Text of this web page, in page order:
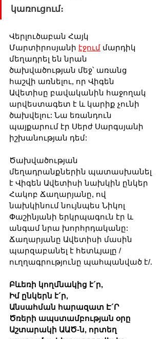
կառուցում։
Վերլուծաբան Հայկ
Մարտիրոսյանի էջում մարդիկ
մեղադրել են նրան
ծախվածության մեջ՝ առանց
հաշվի առնելու, որ Վիգեն
Ավետիսը բավականին հաջողակ
արվեստագետ է և կարիք չունի
ծախվելու: Նա եռանդուն
պայքարում էր Սերժ Սարգսյանի
իշխանության դեմ:
Ծախվածության
մեղադրանքներին պատասխանել
է Վիգեն Ավետիսի նախկին ընկեր
Հակոբ Ճաղարյանը, ով
նախկինում նույնպես Նիկոլ
Փաշինյանի երկրպագուն էր և
անգամ նրա խորհրդականը:
Ճաղարյանը Ավետիսի մասին
պարզաբանել է հետևյալը /
ուղղագրությունը պահպանված է/.
Բևեռի կողմնակից է´ր,
Իմ ընկերն է´ր,
Անսահման հարազատ Է´Ր
Ծռերի ապստամբության օրը
Աշտարակի ԱԱԾ-ն, որտեղ